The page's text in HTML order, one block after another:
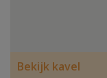
Bekijk kavel